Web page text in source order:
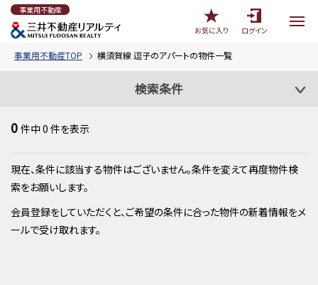
事業用不動産
お気に入り
ログイン
事業用不動産TOP 横須賀線 逗子のアパートの物件一覧
検索条件
0 件中0 件を表示
現在、条件に該当する物件はございません。条件を変えて再度物件検
索をお願いします。
会員登録をしていただくと、ご希望の条件に合った物件の新着情報をメ
ールで受け取れます。